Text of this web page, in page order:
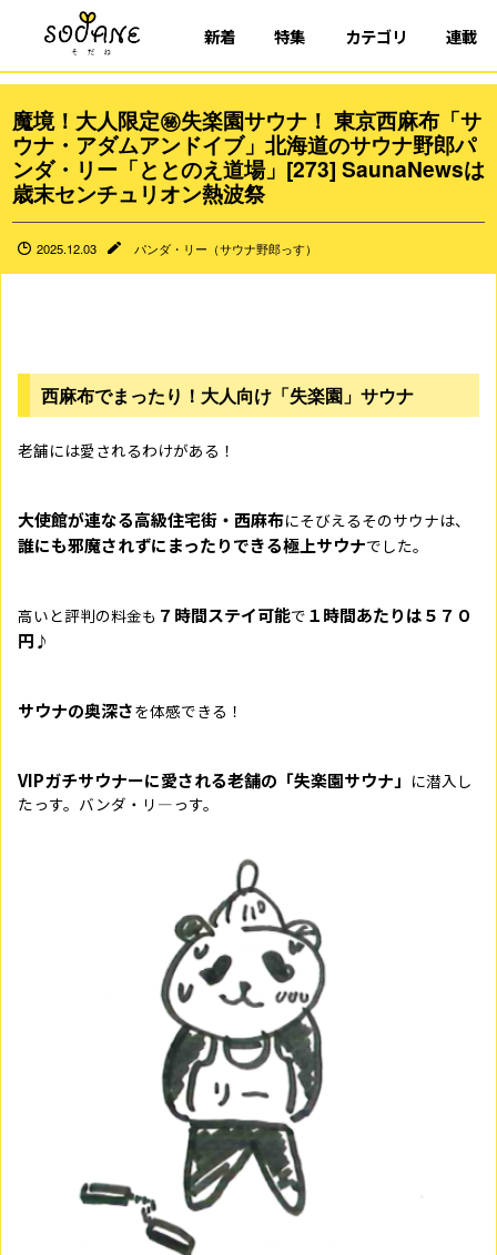
新着 特集 カテゴリ 連載
魔境！大人限定㊙失楽園サウナ！ 東京西麻布「サ
ウナ・アダムアンドイブ」北海道のサウナ野郎パ
ンダ・リー「ととのえ道場」[273] SaunaNewsは
歳末センチュリオン熱波祭
2025.12.03 パンダ・リー（サウナ野郎っす）
西麻布でまったり！大人向け「失楽園」サウナ
老舗には愛されるわけがある！
大使館が連なる高級住宅街・西麻布にそびえるそのサウナは、
誰にも邪魔されずにまったりできる極上サウナでした。
高いと評判の料金も ７時間ステイ可能で １時間あたりは５７０
円 ♪
サウナの奥深さを体感できる！
VIPガチサウナーに愛される老舗の「失楽園サウナ」 に潜入し
たっす。バンダ・リ―っす。